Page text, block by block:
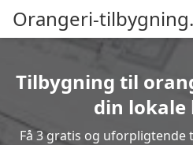
Orangeri-
Tilbygning til
din lokale
Få 3 gratis og